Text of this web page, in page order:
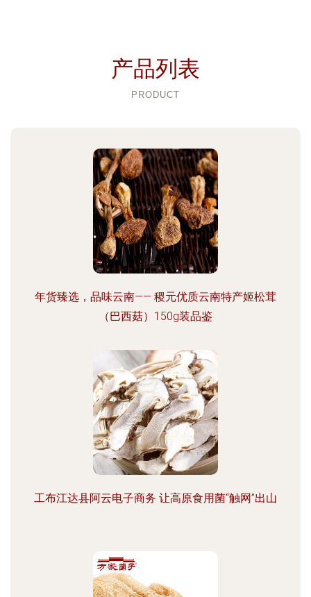
产品列表
PRODUCT
年货臻选，品味云南—— 稷元优质云南特产姬松茸
（巴西菇）150g装品鉴
工布江达县阿云电子商务 让高原食用菌“触网”出山